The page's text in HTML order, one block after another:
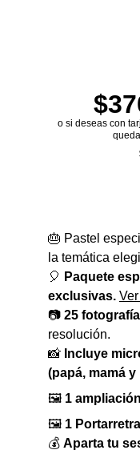
🎂 Pastel
la temática
🎈 Paquete
exclusivas.
📷 25
resolución.
📸 Incluye
(papá, mamá
🖼 1
🖼 1
💰 Aparta tu
o si deseas con